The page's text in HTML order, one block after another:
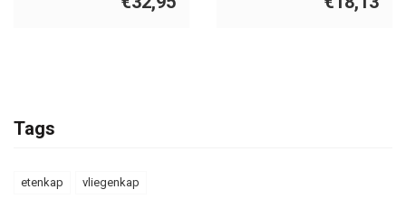
Tags
etenkap vliegenkap